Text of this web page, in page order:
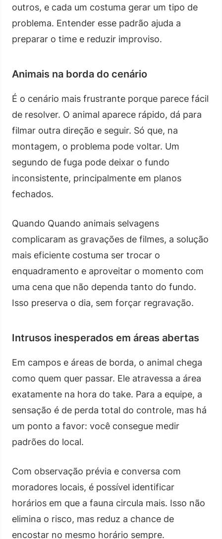
outros, e cada um costuma gerar um tipo de
problema. Entender esse padrão ajuda a
preparar o time e reduzir improviso.
Animais na borda do cenário
É o cenário mais frustrante porque parece fácil
de resolver. O animal aparece rápido, dá para
filmar outra direção e seguir. Só que, na
montagem, o problema pode voltar. Um
segundo de fuga pode deixar o fundo
inconsistente, principalmente em planos
fechados.
Quando Quando animais selvagens
complicaram as gravações de filmes, a solução
mais eficiente costuma ser trocar o
enquadramento e aproveitar o momento com
uma cena que não dependa tanto do fundo.
Isso preserva o dia, sem forçar regravação.
Intrusos inesperados em áreas abertas
Em campos e áreas de borda, o animal chega
como quem quer passar. Ele atravessa a área
exatamente na hora do take. Para a equipe, a
sensação é de perda total do controle, mas há
um ponto a favor: você consegue medir
padrões do local.
Com observação prévia e conversa com
moradores locais, é possível identificar
horários em que a fauna circula mais. Isso não
elimina o risco, mas reduz a chance de
encostar no mesmo horário sempre.